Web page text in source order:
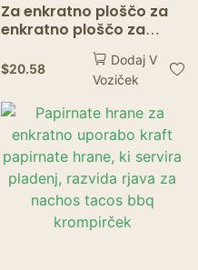
Za enkratno ploščo za
enkratno ploščo za
piškote pladnja za
zabavo Poročni rojstni
dan & krožnik
$20.58
Dodaj V
Voziček